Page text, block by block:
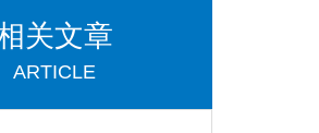
关文章
ARTICLE